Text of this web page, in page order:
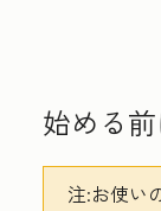
始める
注:お使い